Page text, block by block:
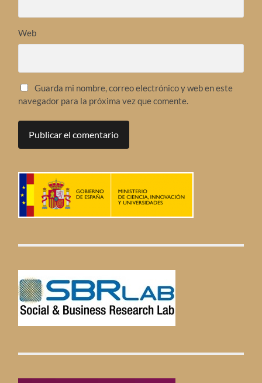
Web
Guarda mi nombre, correo electrónico y web en este
navegador para la próxima vez que comente.